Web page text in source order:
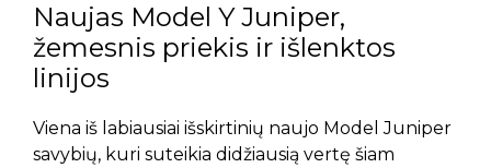
Naujas Model Y Juniper,
žemesnis priekis ir išlenktos
linijos
Viena iš labiausiai išskirtinių naujo Model Juniper
savybių, kuri suteikia didžiausią vertę šiam